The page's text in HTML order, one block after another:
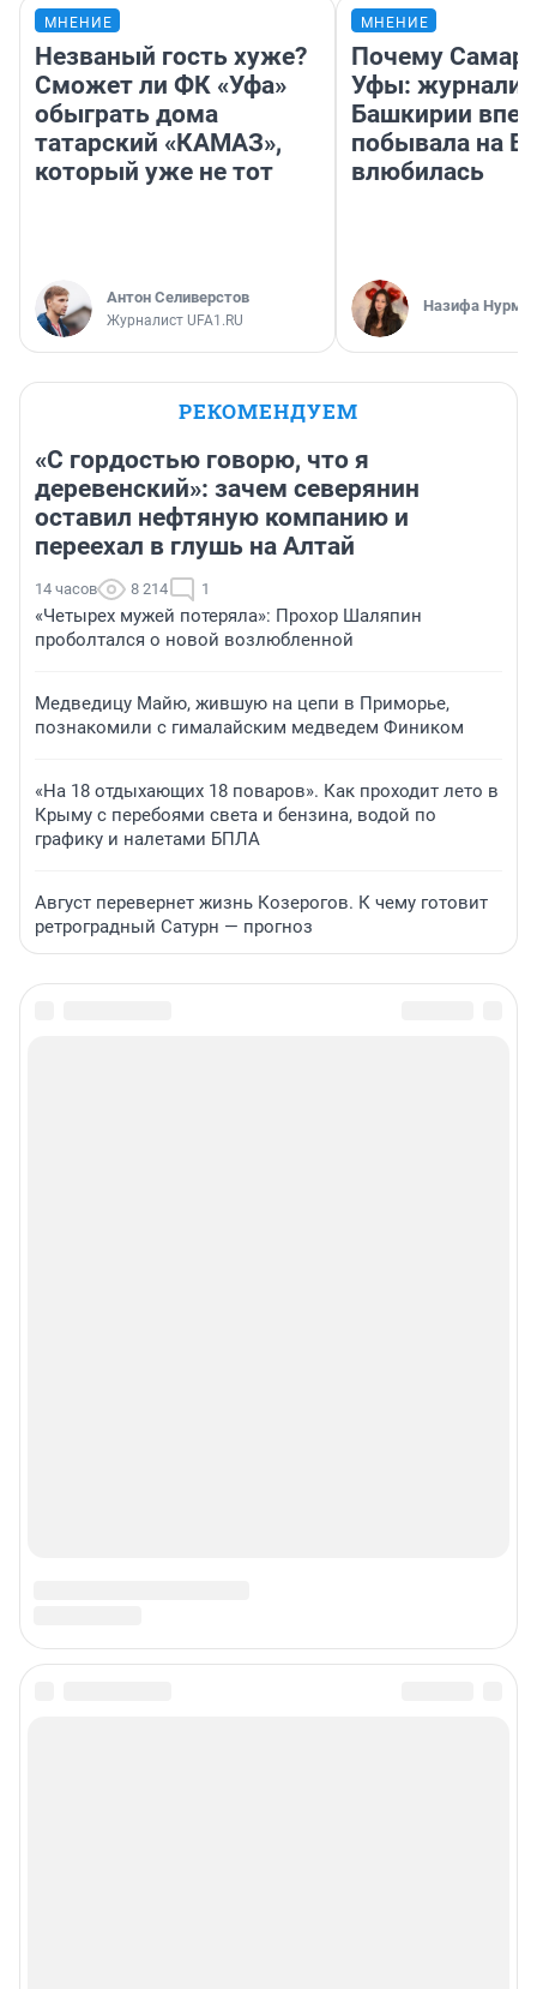
МНЕНИЕ
Незваный гость хуже?
Сможет ли ФК «Уфа»
обыграть дома
татарский «КАМАЗ»,
который уже не тот
Антон Селиверстов
Журналист UFA1.RU
МНЕНИЕ
Почему
Уфы:
Башкирии
побывала на
влюбилась
Назифа
РЕКОМЕНДУЕМ
«С гордостью говорю, что я
деревенский»: зачем северянин
оставил нефтяную компанию и
переехал в глушь на Алтай
14 часов 8 214 1
«Четырех мужей потеряла»: Прохор Шаляпин
проболтался о новой возлюбленной
Медведицу Майю, жившую на цепи в Приморье,
познакомили с гималайским медведем Фиником
«На 18 отдыхающих 18 поваров». Как проходит лето в
Крыму с перебоями света и бензина, водой по
графику и налетами БПЛА
Август перевернет жизнь Козерогов. К чему готовит
ретроградный Сатурн — прогноз